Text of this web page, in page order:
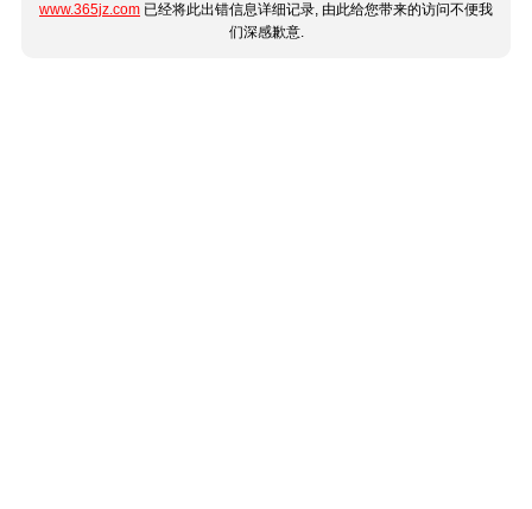
www.365jz.com 已经将此出错信息详细记录, 由此给您带来的访问不便我
们深感歉意.